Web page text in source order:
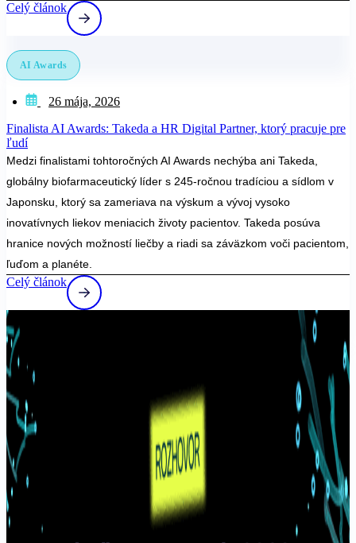
Celý článok
AI Awards
26 mája, 2026
Finalista AI Awards: Takeda a HR Digital Partner, ktorý pracuje pre
ľudí
Medzi finalistami tohtoročných AI Awards nechýba ani Takeda,
globálny biofarmaceutický líder s 245-ročnou tradíciou a sídlom v
Japonsku, ktorý sa zameriava na výskum a vývoj vysoko
inovatívnych liekov meniacich životy pacientov. Takeda posúva
hranice nových možností liečby a riadi sa záväzkom voči pacientom,
ľuďom a planéte.
Celý článok